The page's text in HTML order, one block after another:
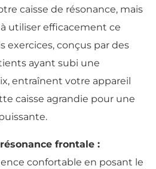
caisse de résonance, mais
utiliser efficacement ce
exercices, conçus par des
ayant subi une
entraînent votre appareil
caisse agrandie pour une
frontale :
confortable en posant le